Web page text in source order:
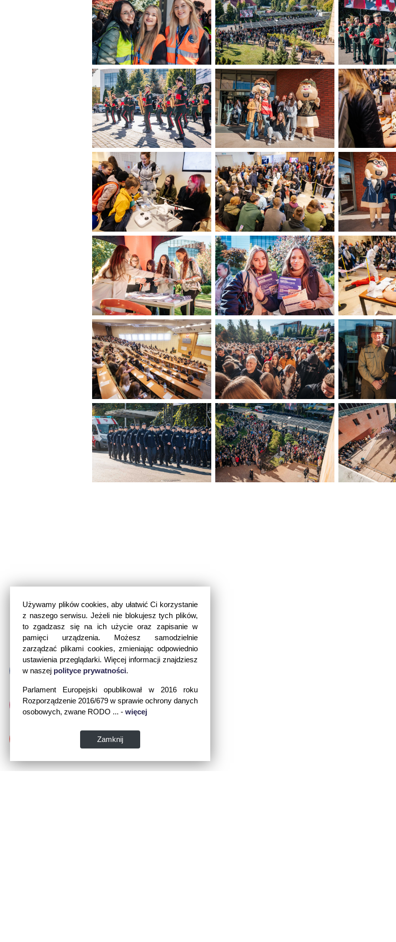
Używamy plików cookies, aby ułatwić Ci korzystanie
z naszego serwisu. Jeżeli nie blokujesz tych plików,
to zgadzasz się na ich użycie oraz zapisanie w
pamięci urządzenia. Możesz samodzielnie
zarządzać plikami cookies, zmieniając odpowiednio
ustawienia przeglądarki. Więcej informacji znajdziesz
w naszej polityce prywatności.
Parlament Europejski opublikował w 2016 roku
Rozporządzenie 2016/679 w sprawie ochrony danych
osobowych, zwane RODO ... - więcej
Zamknij